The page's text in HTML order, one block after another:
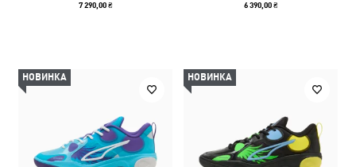
7 290,00 ₴ 6 390,00 ₴
НОВИНКА НОВИНКА